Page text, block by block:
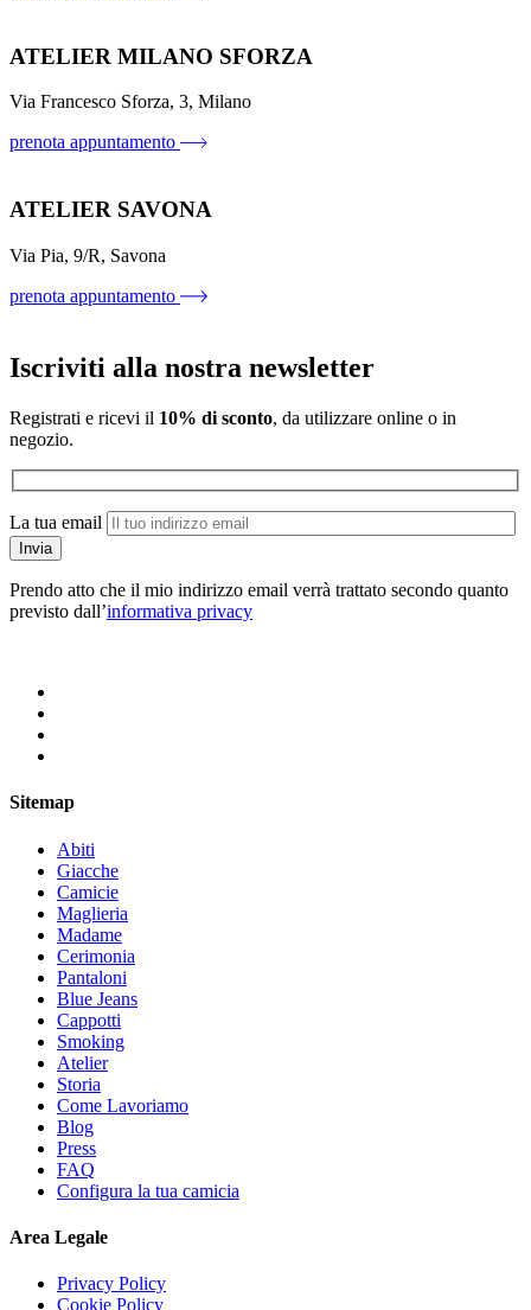
ATELIER MILANO SFORZA
Via Francesco Sforza, 3, Milano
prenota appuntamento
ATELIER SAVONA
Via Pia, 9/R, Savona
prenota appuntamento
Iscriviti alla nostra newsletter
Registrati e ricevi il 10% di sconto, da utilizzare online o in
negozio.
La tua email
Prendo atto che il mio indirizzo email verrà trattato secondo quanto
previsto dall’informativa privacy
Sitemap
Abiti
Giacche
Camicie
Maglieria
Madame
Cerimonia
Pantaloni
Blue Jeans
Cappotti
Smoking
Atelier
Storia
Come Lavoriamo
Blog
Press
FAQ
Configura la tua camicia
Area Legale
Privacy Policy
Cookie Policy